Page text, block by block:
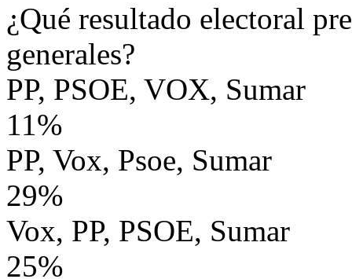
¿Qué resultado electoral
generales?
PP, PSOE, VOX, Sumar
11%
PP, Vox, Psoe, Sumar
29%
Vox, PP, PSOE, Sumar
25%